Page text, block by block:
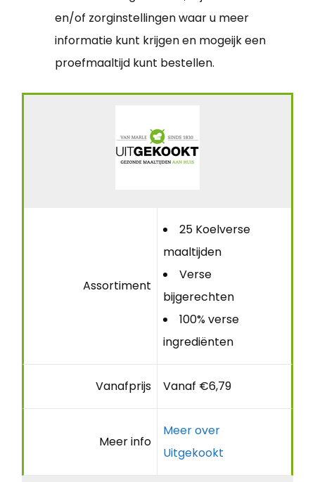
en/of zorginstellingen waar u meer
informatie kunt krijgen en mogeijk een
proefmaaltijd kunt bestellen.
Assortiment
25 Koelverse
maaltijden
Verse
bijgerechten
100% verse
ingrediënten
Vanafprijs Vanaf €6,79
Meer info
Meer over
Uitgekookt